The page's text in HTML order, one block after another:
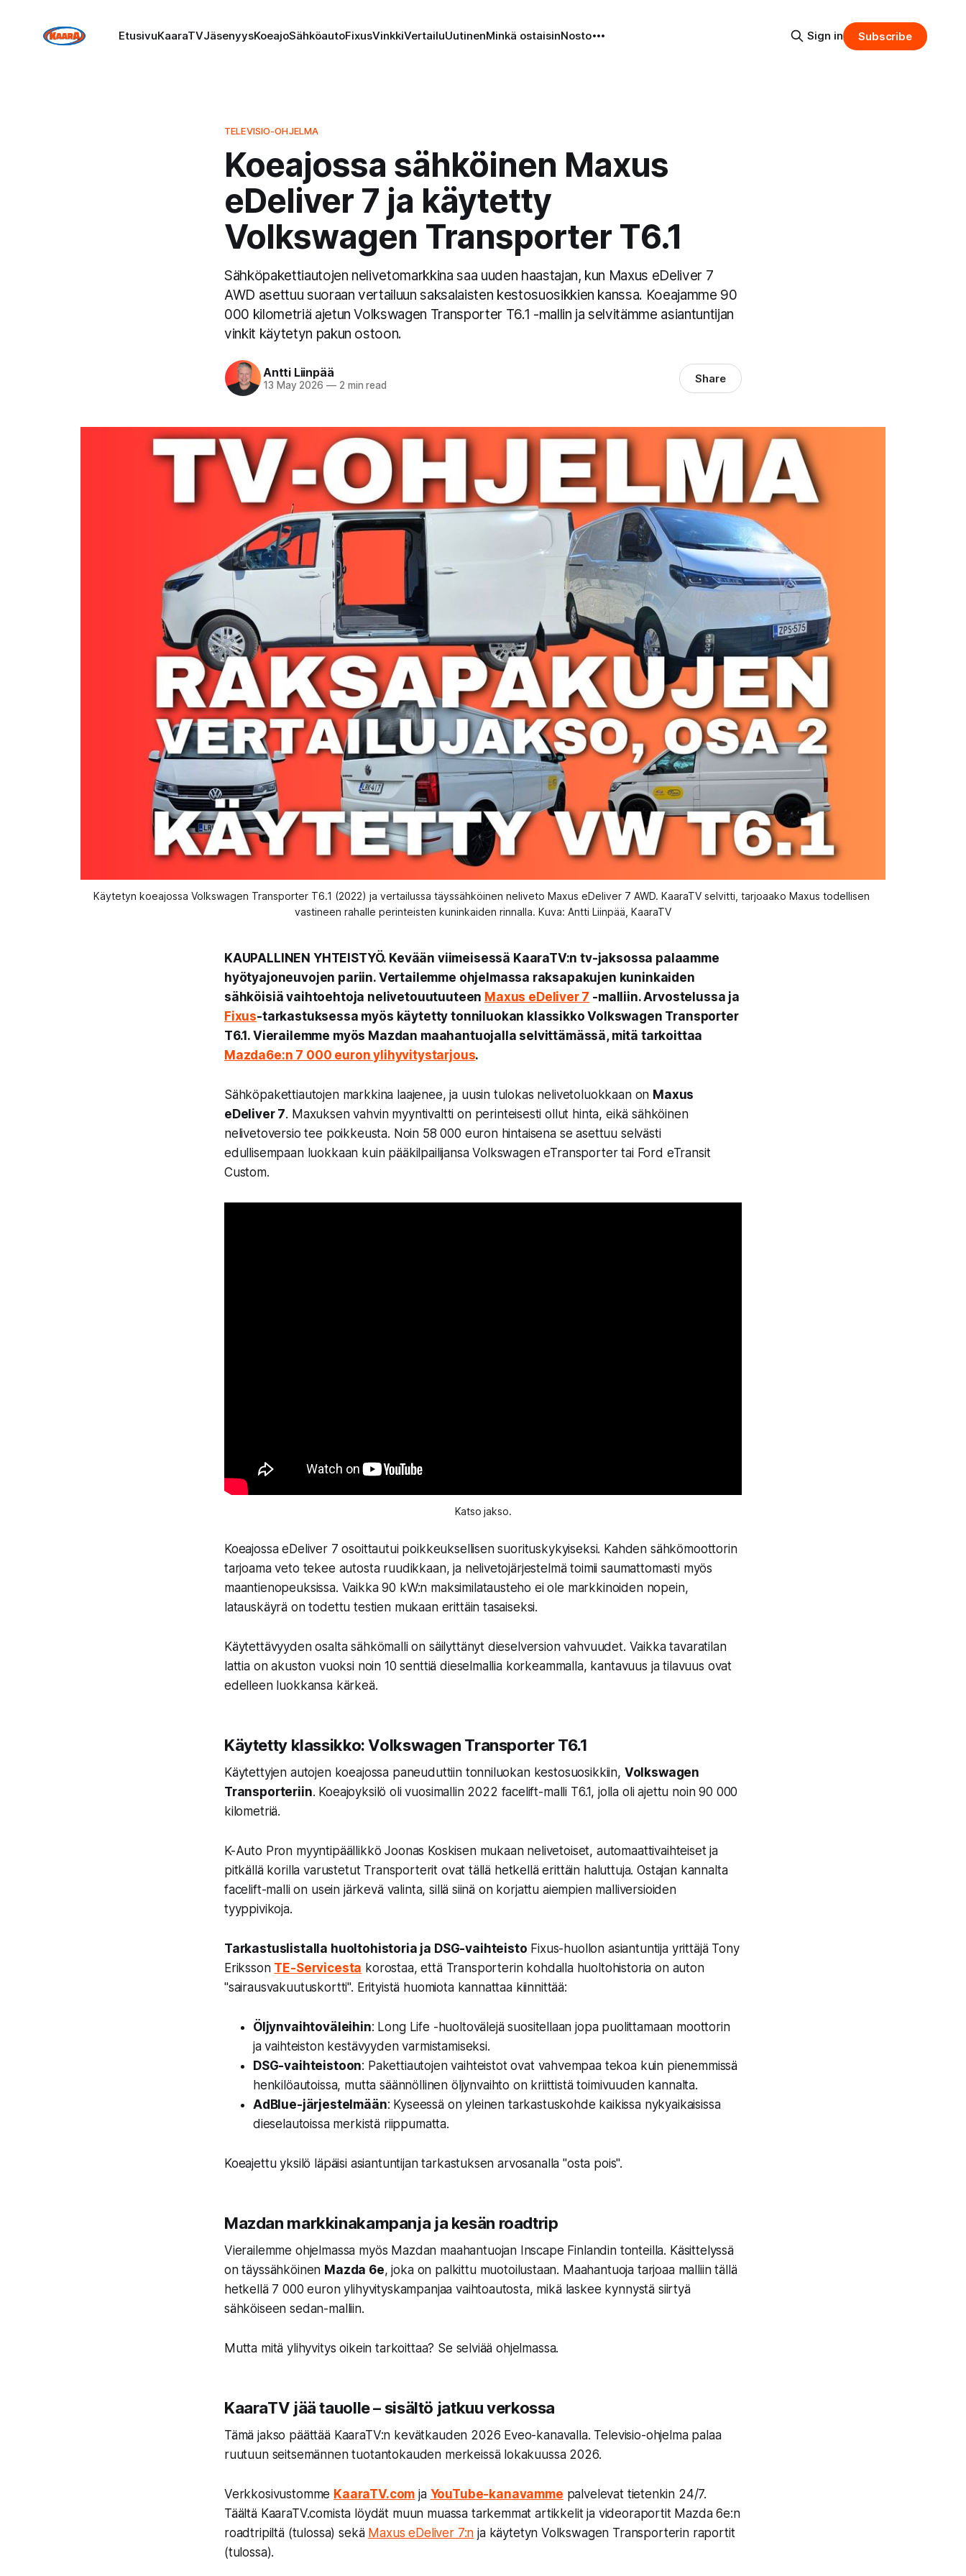
EtusivuKaaraTVJäsenyysKoeajoSähköautoFixusVinkkiVertailuUutinenMinkä ostaisinNosto Sign in Subscribe
TELEVISIO-OHJELMA
Koeajossa sähköinen Maxus
eDeliver 7 ja käytetty
Volkswagen Transporter T6.1
Sähköpakettiautojen nelivetomarkkina saa uuden haastajan, kun Maxus eDeliver 7
AWD asettuu suoraan vertailuun saksalaisten kestosuosikkien kanssa. Koeajamme 90
000 kilometriä ajetun Volkswagen Transporter T6.1 -mallin ja selvitämme asiantuntijan
vinkit käytetyn pakun ostoon.
Antti Liinpää
13 May 2026 —2 min read Share
Käytetyn koeajossa Volkswagen Transporter T6.1 (2022) ja vertailussa täyssähköinen neliveto Maxus eDeliver 7 AWD. KaaraTV selvitti, tarjoaako Maxus todellisen
vastineen rahalle perinteisten kuninkaiden rinnalla. Kuva: Antti Liinpää, KaaraTV
KAUPALLINEN YHTEISTYÖ. Kevään viimeisessä KaaraTV:n tv-jaksossa palaamme
hyötyajoneuvojen pariin. Vertailemme ohjelmassa raksapakujen kuninkaiden
sähköisiä vaihtoehtoja nelivetouutuuteen Maxus eDeliver 7 -malliin. Arvostelussa ja
Fixus-tarkastuksessa myös käytetty tonniluokan klassikko Volkswagen Transporter
T6.1. Vierailemme myös Mazdan maahantuojalla selvittämässä, mitä tarkoittaa
Mazda6e:n 7 000 euron ylihyvitystarjous.
Sähköpakettiautojen markkina laajenee, ja uusin tulokas nelivetoluokkaan on Maxus
eDeliver 7. Maxuksen vahvin myyntivaltti on perinteisesti ollut hinta, eikä sähköinen
nelivetoversio tee poikkeusta. Noin 58 000 euron hintaisena se asettuu selvästi
edullisempaan luokkaan kuin pääkilpailijansa Volkswagen eTransporter tai Ford eTransit
Custom.
Katso jakso.
Koeajossa eDeliver 7 osoittautui poikkeuksellisen suorituskykyiseksi. Kahden sähkömoottorin
tarjoama veto tekee autosta ruudikkaan, ja nelivetojärjestelmä toimii saumattomasti myös
maantienopeuksissa. Vaikka 90 kW:n maksimilatausteho ei ole markkinoiden nopein,
latauskäyrä on todettu testien mukaan erittäin tasaiseksi.
Käytettävyyden osalta sähkömalli on säilyttänyt dieselversion vahvuudet. Vaikka tavaratilan
lattia on akuston vuoksi noin 10 senttiä dieselmallia korkeammalla, kantavuus ja tilavuus ovat
edelleen luokkansa kärkeä.
Käytetty klassikko: Volkswagen Transporter T6.1
Käytettyjen autojen koeajossa paneuduttiin tonniluokan kestosuosikkiin, Volkswagen
Transporteriin. Koeajoyksilö oli vuosimallin 2022 facelift-malli T6.1, jolla oli ajettu noin 90 000
kilometriä.
K-Auto Pron myyntipäällikköJoonas Koskisenmukaan nelivetoiset, automaattivaihteiset ja
pitkällä korilla varustetut Transporterit ovat tällä hetkellä erittäin haluttuja. Ostajan kannalta
facelift-malli on usein järkevä valinta, sillä siinä on korjattu aiempien malliversioiden
tyyppivikoja.
Tarkastuslistalla huoltohistoria ja DSG-vaihteisto Fixus-huollon asiantuntija yrittäjä Tony
Eriksson TE-Servicesta korostaa, että Transporterin kohdalla huoltohistoria on auton
"sairausvakuutuskortti". Erityistä huomiota kannattaa kiinnittää:
Öljynvaihtoväleihin: Long Life -huoltovälejä suositellaan jopa puolittamaan moottorin
ja vaihteiston kestävyyden varmistamiseksi.
DSG-vaihteistoon: Pakettiautojen vaihteistot ovat vahvempaa tekoa kuin pienemmissä
henkilöautoissa, mutta säännöllinen öljynvaihto on kriittistä toimivuuden kannalta.
AdBlue-järjestelmään: Kyseessä on yleinen tarkastuskohde kaikissa nykyaikaisissa
dieselautoissa merkistä riippumatta.
Koeajettu yksilö läpäisi asiantuntijan tarkastuksen arvosanalla "osta pois".
Mazdan markkinakampanja ja kesän roadtrip
Vierailemme ohjelmassa myös Mazdan maahantuojan Inscape Finlandin tonteilla. Käsittelyssä
on täyssähköinen Mazda 6e, joka on palkittu muotoilustaan. Maahantuoja tarjoaa malliin tällä
hetkellä 7 000 euron ylihyvityskampanjaa vaihtoautosta, mikä laskee kynnystä siirtyä
sähköiseen sedan-malliin.
Mutta mitä ylihyvitys oikein tarkoittaa? Se selviää ohjelmassa.
KaaraTV jää tauolle – sisältö jatkuu verkossa
Tämä jakso päättää KaaraTV:n kevätkauden 2026 Eveo-kanavalla. Televisio-ohjelma palaa
ruutuun seitsemännen tuotantokauden merkeissä lokakuussa 2026.
Verkkosivustomme KaaraTV.com ja YouTube-kanavamme palvelevat tietenkin 24/7.
Täältä KaaraTV.comista löydät muun muassa tarkemmat artikkelit ja videoraportit Mazda 6e:n
roadtripiltä (tulossa) sekä Maxus eDeliver 7:n ja käytetyn Volkswagen Transporterin raportit
(tulossa).